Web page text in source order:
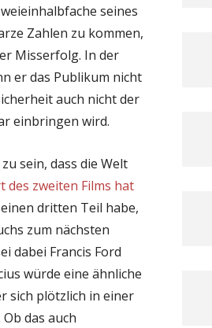
seines
Zahlen zu kommen,
Misserfolg. In der
er das Publikum nicht
auch nicht der
einbringen wird.
sein, dass die Welt
des zweiten Films hat
dritten Teil habe,
zum nächsten
dabei Francis Ford
würde eine ähnliche
sich plötzlich in einer
das auch